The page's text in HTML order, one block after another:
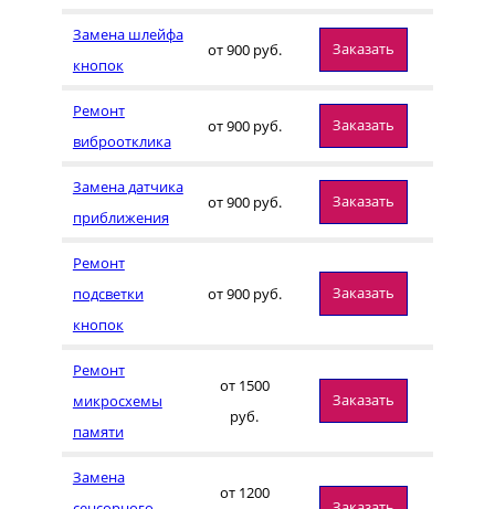
Замена шлейфа
кнопок
от 900 руб. Заказать
Ремонт
виброотклика
от 900 руб. Заказать
Замена датчика
приближения
от 900 руб. Заказать
Ремонт
подсветки
кнопок
от 900 руб. Заказать
Ремонт
микросхемы
памяти
от 1500
руб.
Заказать
Замена
от 1200